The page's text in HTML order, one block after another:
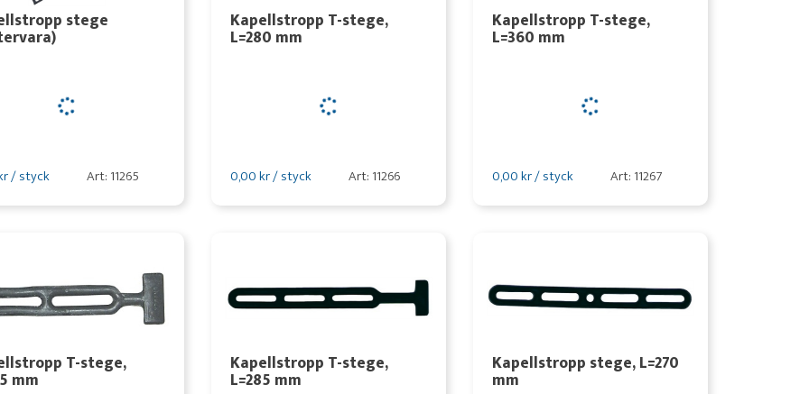
stege
/ styck Art: 11265
Kapellstropp T-stege,
L=280 mm
0,00 kr / styck Art: 11266
Kapellstropp T-stege,
L=360 mm
0,00 kr / styck Art: 11267
T-stege,
mm
Kapellstropp T-stege,
L=285 mm
Kapellstropp stege, L=270
mm